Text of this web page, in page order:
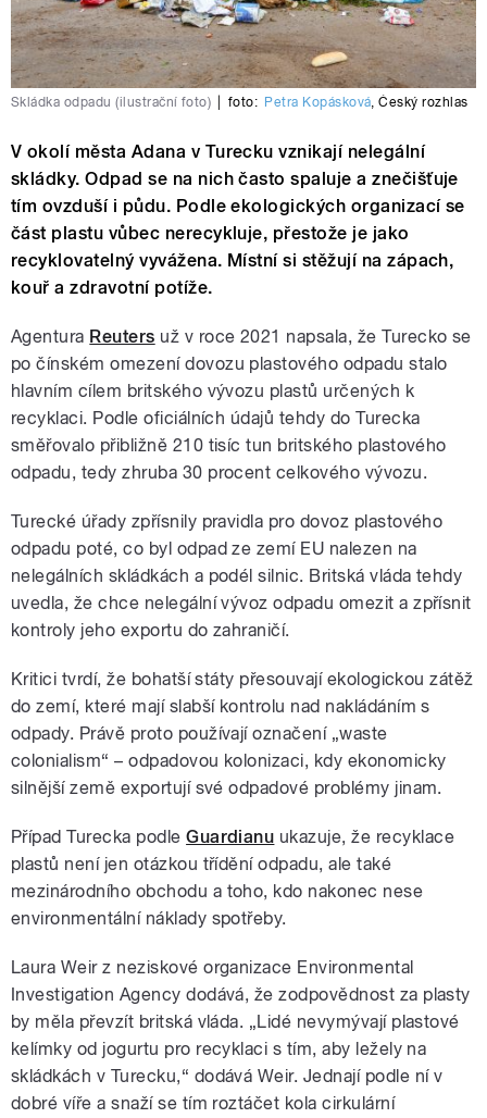
Skládka odpadu (ilustrační foto) foto: Petra Kopásková,Český rozhlas
V okolí města Adana v Turecku vznikají nelegální
skládky. Odpad se na nich často spaluje a znečišťuje
tím ovzduší i půdu. Podle ekologických organizací se
část plastu vůbec nerecykluje, přestože je jako
recyklovatelný vyvážena. Místní si stěžují na zápach,
kouř a zdravotní potíže.
Agentura Reuters už v roce 2021 napsala, že Turecko se
po čínském omezení dovozu plastového odpadu stalo
hlavním cílem britského vývozu plastů určených k
recyklaci. Podle oficiálních údajů tehdy do Turecka
směřovalo přibližně 210 tisíc tun britského plastového
odpadu, tedy zhruba 30 procent celkového vývozu.
Turecké úřady zpřísnily pravidla pro dovoz plastového
odpadu poté, co byl odpad ze zemí EU nalezen na
nelegálních skládkách a podél silnic. Britská vláda tehdy
uvedla, že chce nelegální vývoz odpadu omezit a zpřísnit
kontroly jeho exportu do zahraničí.
Kritici tvrdí, že bohatší státy přesouvají ekologickou zátěž
do zemí, které mají slabší kontrolu nad nakládáním s
odpady. Právě proto používají označení „waste
colonialism“ – odpadovou kolonizaci, kdy ekonomicky
silnější země exportují své odpadové problémy jinam.
Případ Turecka podleGuardianu ukazuje, že recyklace
plastů není jen otázkou třídění odpadu, ale také
mezinárodního obchodu a toho, kdo nakonec nese
environmentální náklady spotřeby.
Laura Weir z neziskové organizace Environmental
Investigation Agency dodává, že zodpovědnost za plasty
by měla převzít britská vláda. „Lidé nevymývají plastové
kelímky od jogurtu pro recyklaci s tím, aby ležely na
skládkách v Turecku,“ dodává Weir. Jednají podle ní v
dobré víře a snaží se tím roztáčet kola cirkulární